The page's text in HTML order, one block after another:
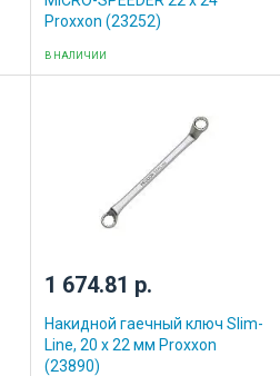
Proxxon (23252)
В НАЛИЧИИ
1 674.81 р.
Накидной гаечный ключ Slim-
Line, 20 x 22 мм Proxxon
(23890)